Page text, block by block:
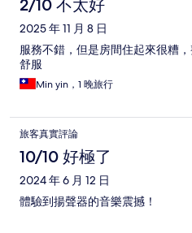
2/10 不太好
2025 年 11 月 8 日
服務不錯，但是房間住起來很糟
舒服
Min yin，1 晚旅行
旅客真實評論
10/10 好極了
2024 年 6 月 12 日
體驗到揚聲器的音樂震撼！